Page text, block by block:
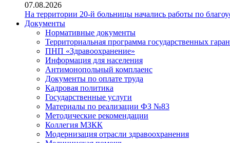
07.08.2026
На территории 20-й больницы начались работы по
Документы
Нормативные документы
Территориальная программа государственных
ПНП «Здравоохранение»
Информация для населения
Антимонопольный комплаенс
Документы по оплате труда
Кадровая политика
Государственные услуги
Материалы по реализации ФЗ №83
Методические рекомендации
Коллегия МЗКК
Модернизация отрасли здравоохранения